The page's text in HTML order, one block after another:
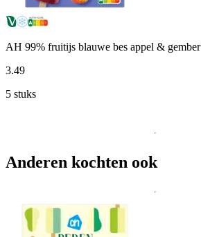
AH 99% fruitijs blauwe bes appel & gember
3.49
5 stuks
Anderen kochten ook